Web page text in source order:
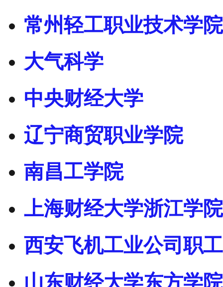
常州轻工职业技术学院
大气科学
中央财经大学
辽宁商贸职业学院
南昌工学院
上海财经大学浙江学院
西安飞机工业公司职
山东财经大学东方学院